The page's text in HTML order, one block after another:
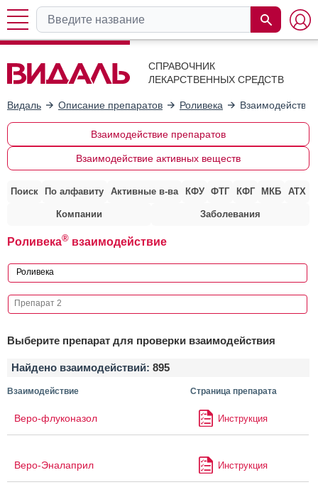
СПРАВОЧНИК
ЛЕКАРСТВЕННЫХ СРЕДСТВ
Видаль Описание препаратов Роливека
Взаимодействие препаратов
Взаимодействие активных веществ
Поиск По алфавиту Активные в-ва КФУ ФТГ КФГ МКБ АТХ
Компании Заболевания
Роливека® взаимодействие
Выберите препарат для проверки взаимодействия
Найдено взаимодействий: 895
Взаимодействие Страница препарата
Веро-флуконазол Инструкция
Веро-Эналаприл Инструкция